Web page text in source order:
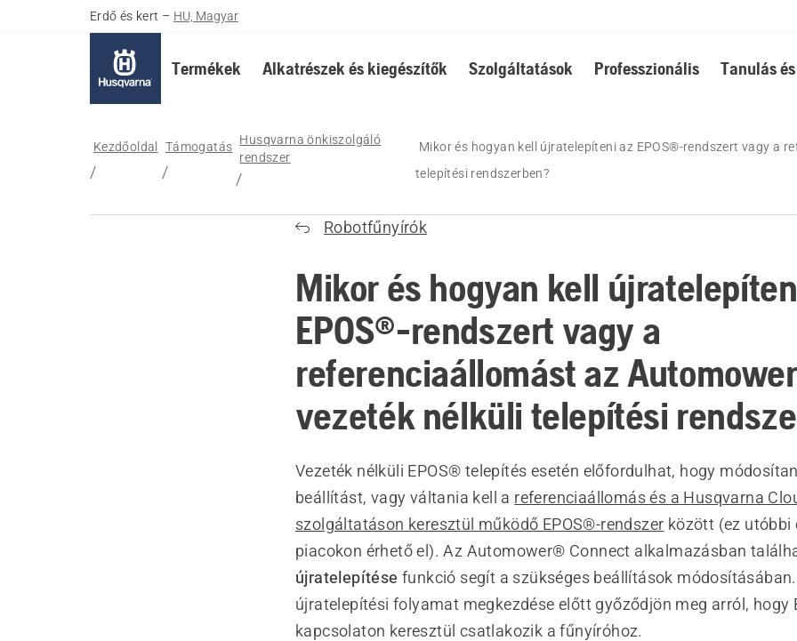
Erdő és kert – HU, Magyar
Termékek Alkatrészek és kiegészítők Szolgáltatások Professzionális Tanulás
Kezdőoldal Támogatás Husqvarna önkiszolgáló
rendszer
Mikor és hogyan kell újratelepíteni az EPOS®-rendszert vagy a
telepítési rendszerben?
Robotfűnyírók
Mikor és hogyan kell
EPOS®-rendszert vagy a
referenciaállomást az
vezeték nélküli telepítési
Vezeték nélküli EPOS® telepítés esetén előfordulhat, hogy
beállítást, vagy váltania kell a referenciaállomás és a Husqvarna
szolgáltatáson keresztül működő EPOS®-rendszer között (ez utóbbi
piacokon érhető el). Az Automower® Connect alkalmazásban
újratelepítése funkció segít a szükséges beállítások
újratelepítési folyamat megkezdése előtt győződjön meg arról, hogy
kapcsolaton keresztül csatlakozik a fűnyíróhoz.